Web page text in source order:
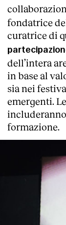
fondatrice
curatrice di
dell’intera
in base al
sia nei
emergenti.
formazione.